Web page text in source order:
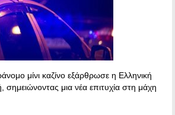
μίνι καζίνο εξάρθρωσε η Ελληνική
σημειώνοντας μια νέα επιτυχία στη μάχη